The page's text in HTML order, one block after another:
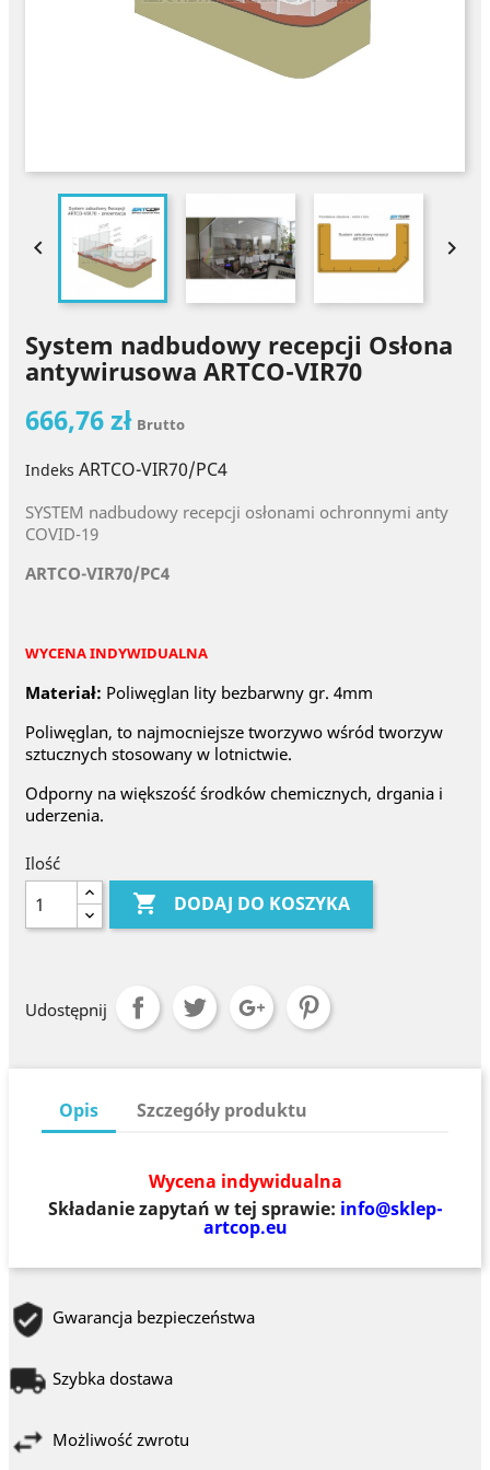
 
System nadbudowy recepcji Osłona
antywirusowa ARTCO-VIR70
666,76 zł Brutto
Indeks ARTCO-VIR70/PC4
SYSTEM nadbudowy recepcji osłonami ochronnymi anty
COVID-19
ARTCO-VIR70/PC4
WYCENA INDYWIDUALNA
Materiał: Poliwęglan lity bezbarwny gr. 4mm
Poliwęglan, to najmocniejsze tworzywo wśród tworzyw
sztucznych stosowany w lotnictwie.
Odporny na większość środków chemicznych, drgania i
uderzenia.
Ilość
 DODAJ DO KOSZYKA
Udostępnij
Opis Szczegóły produktu
Wycena indywidualna
Składanie zapytań w tej sprawie: info@sklep-
artcop.eu
Gwarancja bezpieczeństwa
Szybka dostawa
Możliwość zwrotu